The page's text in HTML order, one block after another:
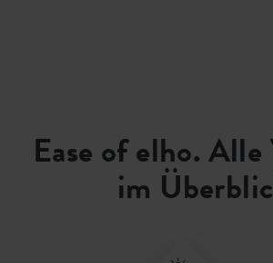
Ease of elho.
im